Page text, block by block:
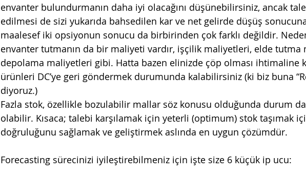
envanter bulundurmanın daha iyi olacağını düşünebilirsiniz, ancak
edilmesi de sizi yukarıda bahsedilen kar ve net gelirde düşüş
maalesef iki opsiyonun sonucu da birbirinden çok farklı değildir.
envanter tutmanın da bir maliyeti vardır, işçilik maliyetleri, elde tutma
depolama maliyetleri gibi. Hatta bazen elinizde çöp olması ihtimaline
ürünleri DC’ye geri göndermek durumunda kalabilirsiniz (ki biz buna
diyoruz.)
Fazla stok, özellikle bozulabilir mallar söz konusu olduğunda durum
olabilir. Kısaca; talebi karşılamak için yeterli (optimum) stok taşımak
doğruluğunu sağlamak ve geliştirmek aslında en uygun çözümdür.
Forecasting sürecinizi iyileştirebilmeniz için işte size 6 küçük ip ucu: